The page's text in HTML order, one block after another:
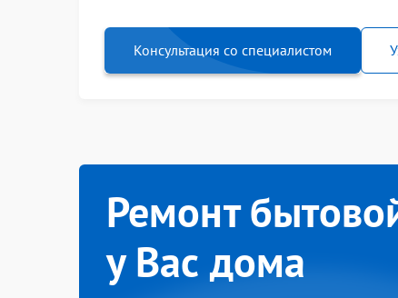
Консультация со специалистом
Ремонт
у Вас дома